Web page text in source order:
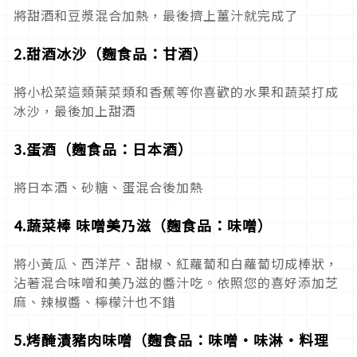
將甜酒和豆漿混合加熱，最後擠上薑汁就完成了
2.甜酒冰沙（麴食品：甘酒）
將小松菜這類葉菜類和香蕉等你喜歡的水果和蔬菜打成
冰沙，最後加上甜酒
3.蛋酒（麴食品：日本酒）
將日本酒、砂糖、蛋混合後加熱
4.蔬菜棒 味噌美乃滋（麴食品：味噌）
將小黃瓜、西洋芹、甜椒、紅蘿蔔和白蘿蔔切成棒狀，
沾著混合味噌和美乃滋的醬汁吃。依照您的喜好添加芝
麻、辣椒醬、檸檬汁也不錯
5.烤醃漬豬肉味噌（麴食品：味噌・味淋・料理